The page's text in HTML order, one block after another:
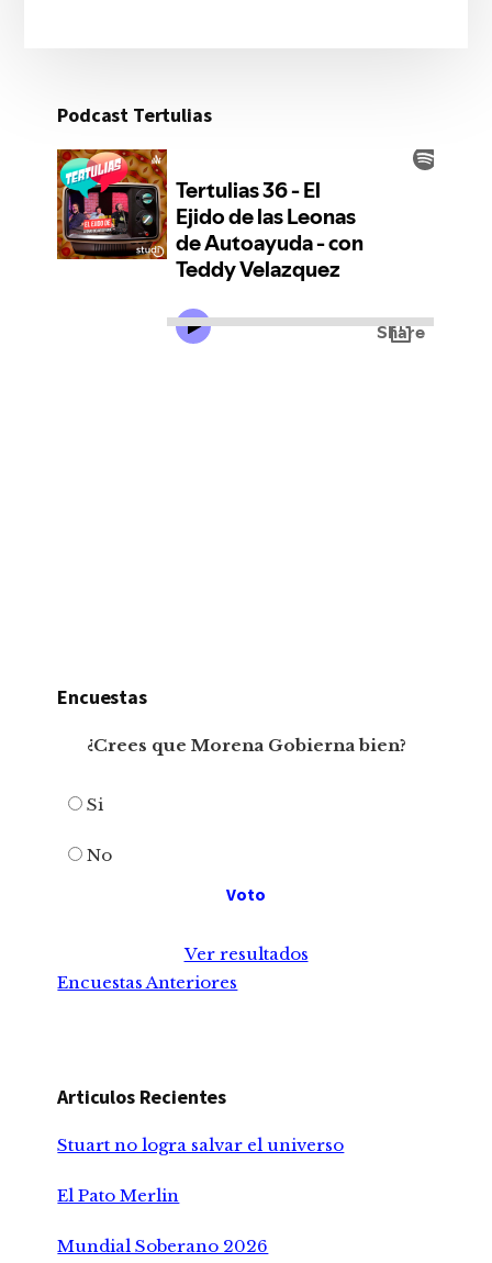
Podcast Tertulias
Encuestas
¿Crees que Morena Gobierna bien?
Si
No
Ver resultados
Encuestas Anteriores
Articulos Recientes
Stuart no logra salvar el universo
El Pato Merlin
Mundial Soberano 2026